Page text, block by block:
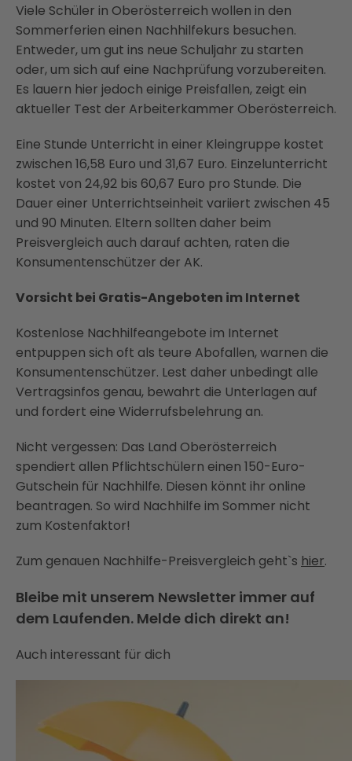
Viele Schüler in Oberösterreich wollen in den
Sommerferien einen Nachhilfekurs besuchen.
Entweder, um gut ins neue Schuljahr zu starten
oder, um sich auf eine Nachprüfung vorzubereiten.
Es lauern hier jedoch einige Preisfallen, zeigt ein
aktueller Test der Arbeiterkammer Oberösterreich.
Eine Stunde Unterricht in einer Kleingruppe kostet
zwischen 16,58 Euro und 31,67 Euro. Einzelunterricht
kostet von 24,92 bis 60,67 Euro pro Stunde. Die
Dauer einer Unterrichtseinheit variiert zwischen 45
und 90 Minuten. Eltern sollten daher beim
Preisvergleich auch darauf achten, raten die
Konsumentenschützer der AK.
Vorsicht bei Gratis-Angeboten im Internet
Kostenlose Nachhilfeangebote im Internet
entpuppen sich oft als teure Abofallen, warnen die
Konsumentenschützer. Lest daher unbedingt alle
Vertragsinfos genau, bewahrt die Unterlagen auf
und fordert eine Widerrufsbelehrung an.
Nicht vergessen: Das Land Oberösterreich
spendiert allen Pflichtschülern einen 150-Euro-
Gutschein für Nachhilfe. Diesen könnt ihr online
beantragen. So wird Nachhilfe im Sommer nicht
zum Kostenfaktor!
Zum genauen Nachhilfe-Preisvergleich geht`s hier.
Bleibe mit unserem Newsletter immer auf
dem Laufenden. Melde dich direkt an!
Auch interessant für dich